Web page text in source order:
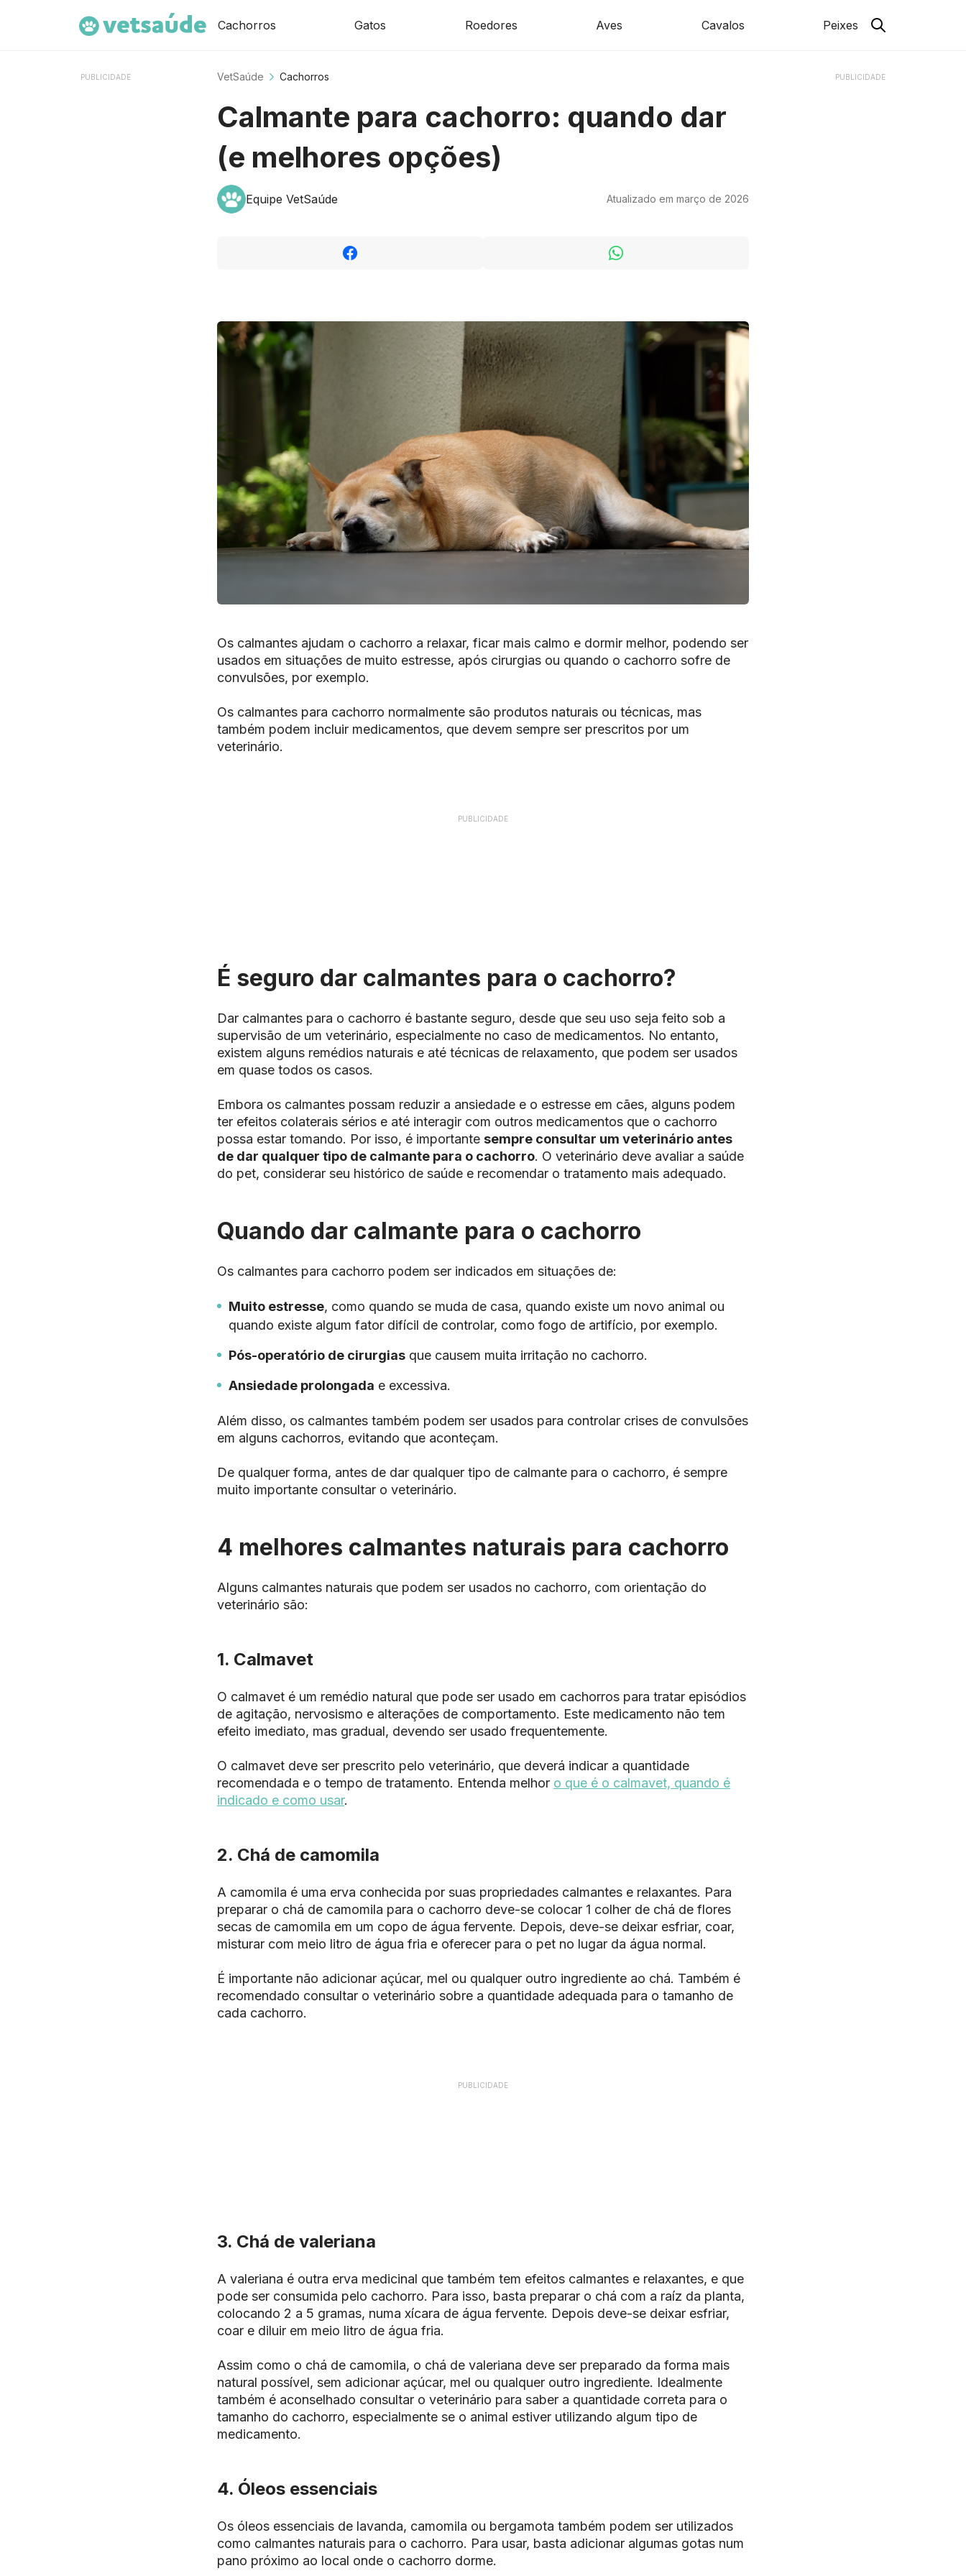
Cachorros Gatos Roedores Aves Cavalos Peixes
PUBLICIDADE VetSaúde Cachorros
Calmante para cachorro: quando dar
(e melhores opções)
Equipe VetSaúde Atualizado em março de 2026
Os calmantes ajudam o cachorro a relaxar, ficar mais calmo e dormir melhor, podendo ser
usados em situações de muito estresse, após cirurgias ou quando o cachorro sofre de
convulsões, por exemplo.
Os calmantes para cachorro normalmente são produtos naturais ou técnicas, mas
também podem incluir medicamentos, que devem sempre ser prescritos por um
veterinário.
PUBLICIDADE
É seguro dar calmantes para o cachorro?
Dar calmantes para o cachorro é bastante seguro, desde que seu uso seja feito sob a
supervisão de um veterinário, especialmente no caso de medicamentos. No entanto,
existem alguns remédios naturais e até técnicas de relaxamento, que podem ser usados
em quase todos os casos.
Embora os calmantes possam reduzir a ansiedade e o estresse em cães, alguns podem
ter efeitos colaterais sérios e até interagir com outros medicamentos que o cachorro
possa estar tomando. Por isso, é importante sempre consultar um veterinário antes
de dar qualquer tipo de calmante para o cachorro. O veterinário deve avaliar a saúde
do pet, considerar seu histórico de saúde e recomendar o tratamento mais adequado.
Quando dar calmante para o cachorro
Os calmantes para cachorro podem ser indicados em situações de:
Muito estresse, como quando se muda de casa, quando existe um novo animal ou
quando existe algum fator difícil de controlar, como fogo de artifício, por exemplo.
Pós-operatório de cirurgias que causem muita irritação no cachorro.
Ansiedade prolongada e excessiva.
Além disso, os calmantes também podem ser usados para controlar crises de convulsões
em alguns cachorros, evitando que aconteçam.
De qualquer forma, antes de dar qualquer tipo de calmante para o cachorro, é sempre
muito importante consultar o veterinário.
4 melhores calmantes naturais para cachorro
Alguns calmantes naturais que podem ser usados no cachorro, com orientação do
veterinário são:
1. Calmavet
O calmavet é um remédio natural que pode ser usado em cachorros para tratar episódios
de agitação, nervosismo e alterações de comportamento. Este medicamento não tem
efeito imediato, mas gradual, devendo ser usado frequentemente.
O calmavet deve ser prescrito pelo veterinário, que deverá indicar a quantidade
recomendada e o tempo de tratamento. Entenda melhor o que é o calmavet, quando é
indicado e como usar.
2. Chá de camomila
A camomila é uma erva conhecida por suas propriedades calmantes e relaxantes. Para
preparar o chá de camomila para o cachorro deve-se colocar 1 colher de chá de flores
secas de camomila em um copo de água fervente. Depois, deve-se deixar esfriar, coar,
misturar com meio litro de água fria e oferecer para o pet no lugar da água normal.
É importante não adicionar açúcar, mel ou qualquer outro ingrediente ao chá. Também é
recomendado consultar o veterinário sobre a quantidade adequada para o tamanho de
cada cachorro.
PUBLICIDADE
3. Chá de valeriana
A valeriana é outra erva medicinal que também tem efeitos calmantes e relaxantes, e que
pode ser consumida pelo cachorro. Para isso, basta preparar o chá com a raíz da planta,
colocando 2 a 5 gramas, numa xícara de água fervente. Depois deve-se deixar esfriar,
coar e diluir em meio litro de água fria.
Assim como o chá de camomila, o chá de valeriana deve ser preparado da forma mais
natural possível, sem adicionar açúcar, mel ou qualquer outro ingrediente. Idealmente
também é aconselhado consultar o veterinário para saber a quantidade correta para o
tamanho do cachorro, especialmente se o animal estiver utilizando algum tipo de
medicamento.
4. Óleos essenciais
Os óleos essenciais de lavanda, camomila ou bergamota também podem ser utilizados
como calmantes naturais para o cachorro. Para usar, basta adicionar algumas gotas num
pano próximo ao local onde o cachorro dorme.
PUBLICIDADE